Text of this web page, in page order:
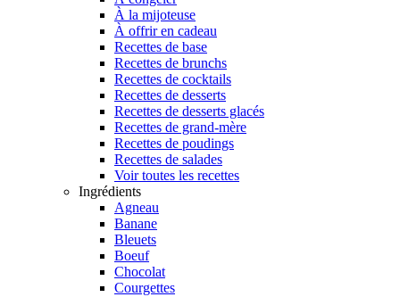
À la mijoteuse
À offrir en cadeau
Recettes de base
Recettes de brunchs
Recettes de cocktails
Recettes de desserts
Recettes de desserts glacés
Recettes de grand-mère
Recettes de poudings
Recettes de salades
Voir toutes les recettes
Ingrédients
Agneau
Banane
Bleuets
Boeuf
Chocolat
Courgettes